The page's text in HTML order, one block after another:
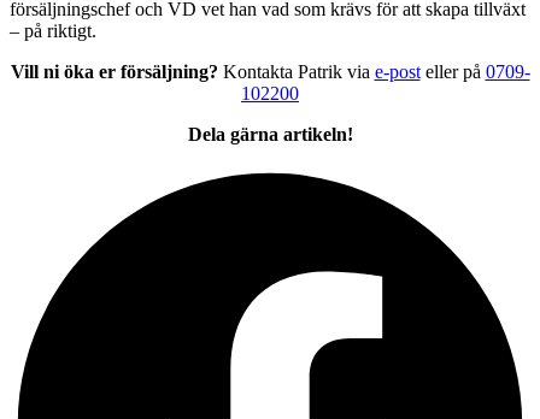
försäljningschef och VD vet han vad som krävs för att skapa tillväxt
– på riktigt.
Vill ni öka er försäljning? Kontakta Patrik via e-posteller på 0709-
102200
Dela gärna artikeln!